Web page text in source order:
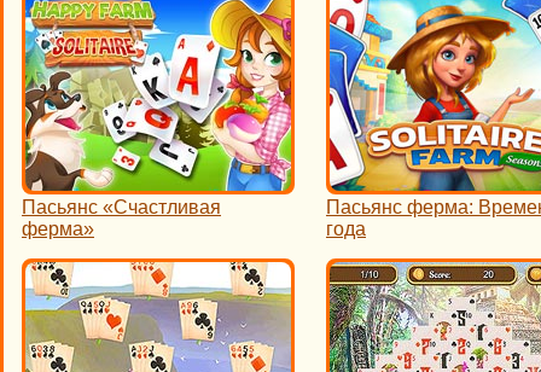
Пасьянс «Счастливая
ферма»
Пасьянс ферма:
года